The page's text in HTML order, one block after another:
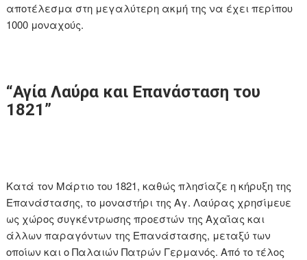
αποτέλεσμα στη μεγαλύτερη ακμή της να έχει περίπου
1000 μοναχούς.
“Αγία Λαύρα και Επανάσταση του
1821”
Κατά τον Μάρτιο του 1821, καθώς πλησίαζε η κήρυξη της
Επανάστασης, το μοναστήρι της Αγ. Λαύρας χρησίμευε
ως χώρος συγκέντρωσης προεστών της Αχαΐας και
άλλων παραγόντων της Επανάστασης, μεταξύ των
οποίων και ο Παλαιών Πατρών Γερμανός. Από το τέλος